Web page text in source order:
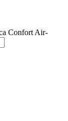
Confort Air-